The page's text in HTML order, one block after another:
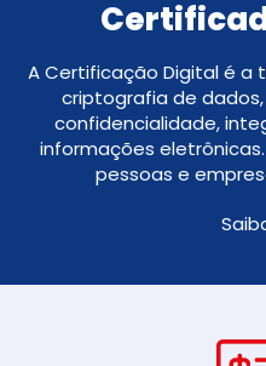
A Certificação Digital é a
criptografia de
confidencialidade,
informações
pessoas e